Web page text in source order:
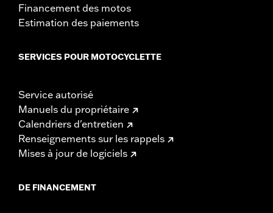
Financement des motos
Estimation des paiements
SERVICES POUR MOTOCYCLETTE
Service autorisé
Manuels du propriétaire
Calendriers d'entretien
Renseignements sur les rappels
Mises à jour de logiciels
DE FINANCEMENT